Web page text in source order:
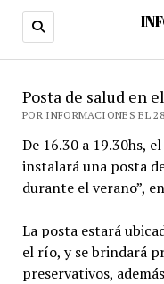
Posta de salud en
POR INFORMACIONES EL
De 16.30 a 19.30hs,
instalará una posta
durante el verano”,
La posta estará
el río, y se brindará
preservativos,